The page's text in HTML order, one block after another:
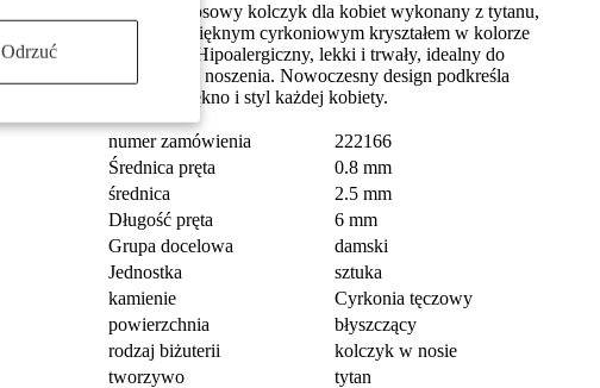
Odrzuć
Delikatny nosowy kolczyk dla kobiet wykonany z tytanu,
ozdobiony pięknym cyrkoniowym kryształem w kolorze
niebieskim. Hipoalergiczny, lekki i trwały, idealny do
codziennego noszenia. Nowoczesny design podkreśla
naturalne piękno i styl każdej kobiety.
numer zamówienia
222166
Średnica pręta
0.8 mm
średnica
2.5 mm
Długość pręta
6 mm
Grupa docelowa
damski
Jednostka
sztuka
kamienie
Cyrkonia tęczowy
powierzchnia
błyszczący
rodzaj biżuterii
kolczyk w nosie
tworzywo
tytan